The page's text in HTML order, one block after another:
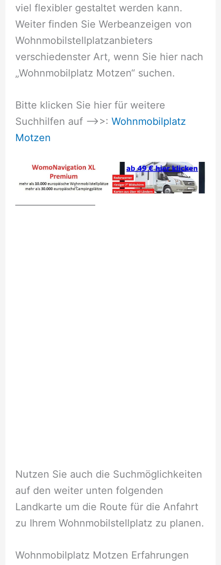
viel flexibler gestaltet werden kann.
Weiter finden Sie Werbeanzeigen von
Wohnmobilstellplatzanbieters
verschiedenster Art, wenn Sie hier nach
„Wohnmobilplatz Motzen“ suchen.
Bitte klicken Sie hier für weitere
Suchhilfen auf –>>: Wohnmobilplatz
Motzen
Nutzen Sie auch die Suchmöglichkeiten
auf den weiter unten folgenden
Landkarte um die Route für die Anfahrt
zu Ihrem Wohnmobilstellplatz zu planen.
Wohnmobilplatz Motzen Erfahrungen